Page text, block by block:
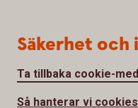
Säkerhet
Ta tillbaka cookie-
Så hanterar vi cookies